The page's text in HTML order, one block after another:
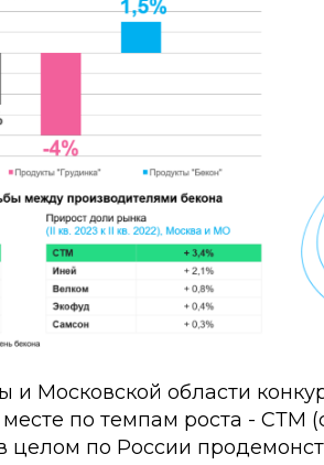
и Московской области
по темпам роста - СТМ
целом по России